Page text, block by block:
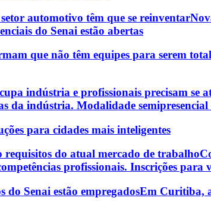
automotivo têm que se reinventar
do Senai estão abertas
que não têm equipes para serem
indústria e profissionais precisam se
da indústria. Modalidade
para cidades mais inteligentes
do atual mercado de trabalho
profissionais. Inscrições para
do Senai estão empregadosEm Curitiba,